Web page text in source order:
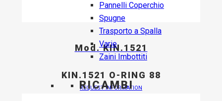
Pannelli Coperchio
Spugne
Trasporto a Spalla
Varie
Zaini Imbottiti
RICAMBI
Mod. KIN.1521
KIN.1521 O-RING 88
REQUEST INFORMATION